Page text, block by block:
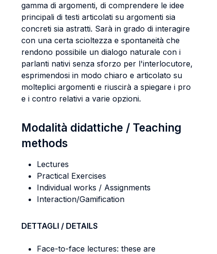
gamma di argomenti, di comprendere le idee
principali di testi articolati su argomenti sia
concreti sia astratti. Sarà in grado di interagire
con una certa scioltezza e spontaneità che
rendono possibile un dialogo naturale con i
parlanti nativi senza sforzo per l'interlocutore,
esprimendosi in modo chiaro e articolato su
molteplici argomenti e riuscirà a spiegare i pro
e i contro relativi a varie opzioni.
Modalità didattiche / Teaching
methods
Lectures
Practical Exercises
Individual works / Assignments
Interaction/Gamification
DETTAGLI / DETAILS
Face-to-face lectures: these are